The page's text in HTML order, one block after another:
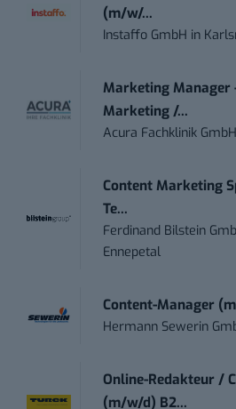
(m/w/...
Instaffo GmbH in
Marketing Manager
Marketing /...
Acura Fachklinik GmbH
Content Marketing
Te...
Ferdinand Bilstein
Ennepetal
Content-Manager
Hermann Sewerin
Online-Redakteur /
(m/w/d) B2...